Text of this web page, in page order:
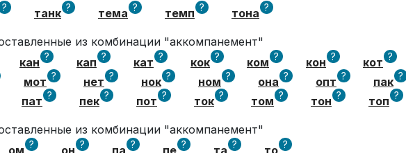
? танк ? тема ? темп ? тона ?
из комбинации "аккомпанемент"
кан ? кап ? кат ? кок ? ком ? кон ? кот ?
мот ? нет ? нок ? ном ? она ? опт ? пак ?
пат ? пек ? пот ? ток ? том ? тон ? топ ?
из комбинации "аккомпанемент"
ом ? он ? па ? пе ? та ? то ?